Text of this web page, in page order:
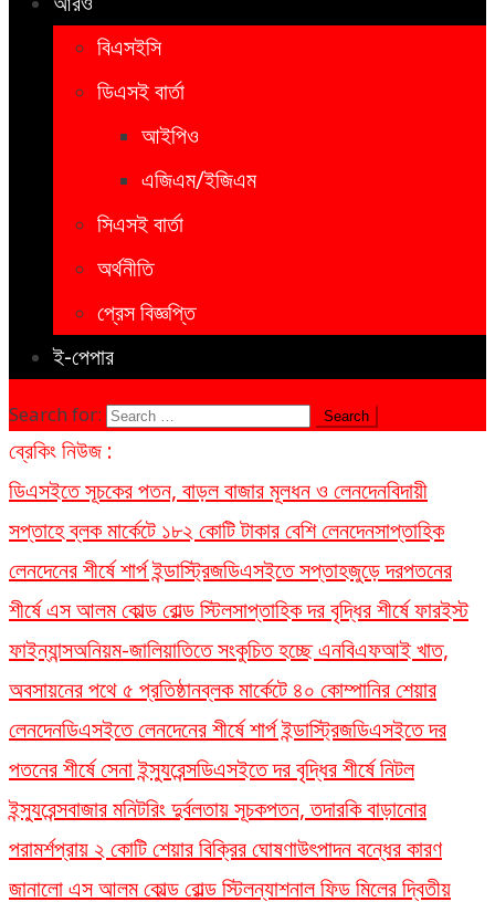
বিএসইসি
ডিএসই বার্তা
আইপিও
এজিএম/ইজিএম
সিএসই বার্তা
অর্থনীতি
প্রেস বিজ্ঞপ্তি
ই-পেপার
Search for:
ব্রেকিং নিউজ :
ডিএসইতে সূচকের পতন, বাড়ল বাজার মূলধন ও লেনদেনবিদায়ী
সপ্তাহে ব্লক মার্কেটে ১৮২ কোটি টাকার বেশি লেনদেনসাপ্তাহিক
লেনদেনের শীর্ষে শার্প ইন্ডাস্ট্রিজডিএসইতে সপ্তাহজুড়ে দরপতনের
শীর্ষে এস আলম কোল্ড রোল্ড স্টিলসাপ্তাহিক দর বৃদ্ধির শীর্ষে ফারইস্ট
ফাইন্যান্সঅনিয়ম-জালিয়াতিতে সংকুচিত হচ্ছে এনবিএফআই খাত,
অবসায়নের পথে ৫ প্রতিষ্ঠানব্লক মার্কেটে ৪০ কোম্পানির শেয়ার
লেনদেনডিএসইতে লেনদেনের শীর্ষে শার্প ইন্ডাস্ট্রিজডিএসইতে দর
পতনের শীর্ষে সেনা ইন্স্যুরেন্সডিএসইতে দর বৃদ্ধির শীর্ষে নিটল
ইন্স্যুরেন্সবাজার মনিটরিং দুর্বলতায় সূচকপতন, তদারকি বাড়ানোর
পরামর্শপ্রায় ২ কোটি শেয়ার বিক্রির ঘোষণাউৎপাদন বন্ধের কারণ
জানালো এস আলম কোল্ড রোল্ড স্টিলন্যাশনাল ফিড মিলের দ্বিতীয়